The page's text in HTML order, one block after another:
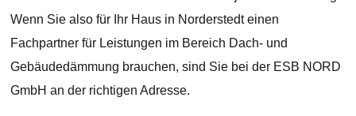
Wenn Sie also für Ihr Haus in Norderstedt einen
Fachpartner für Leistungen im Bereich Dach- und
Gebäudedämmung brauchen, sind Sie bei der ESB NORD
GmbH an der richtigen Adresse.